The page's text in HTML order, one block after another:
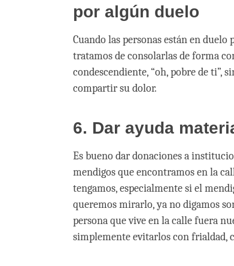
por algún duelo
Cuando las personas están en
tratamos de consolarlas de forma
condescendiente, “oh, pobre de ti”,
compartir su dolor.
6. Dar ayuda
Es bueno dar donaciones a
mendigos que encontramos en la
tengamos, especialmente si el
queremos mirarlo, ya no digamos
persona que vive en la calle fuera
simplemente evitarlos con frialdad,